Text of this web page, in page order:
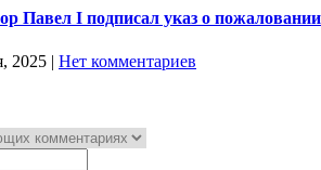
Павел I подписал указ о
2025 | Нет комментариев